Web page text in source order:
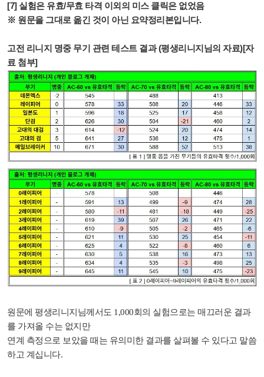
[7] 실험은 유효/무효 타격 이외의 미스 클릭은 없었음
※ 원문을 그대로 옮긴 것이 아닌 요약정리본입니다.
고전 리니지 명중 무기 관련 테스트 결과 (평생리니지님의 자료)[자
료 첨부]
원문에 평생리니지님께서도 1,000회의 실험으로는 매끄러운 결과
를 가져올 수는 없지만
연계 측정으로 보았을 때는 유의미한 결과를 살펴볼 수 있다고 말씀
하고 계십니다.